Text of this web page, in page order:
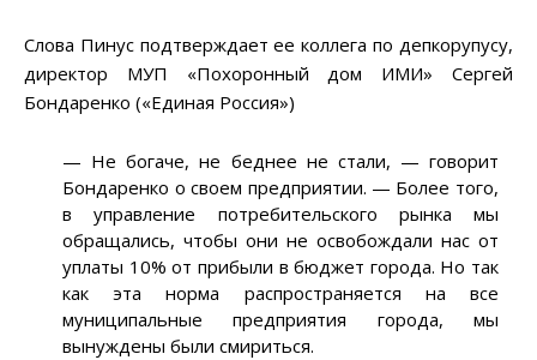
Слова Пинус подтверждает ее коллега по депкорупусу,
директор МУП «Похоронный дом ИМИ» Сергей
Бондаренко («Единая Россия»)
— Не богаче, не беднее не стали, — говорит
Бондаренко о своем предприятии. — Более того,
в управление потребительского рынка мы
обращались, чтобы они не освобождали нас от
уплаты 10% от прибыли в бюджет города. Но так
как эта норма распространяется на все
муниципальные предприятия города, мы
вынуждены были смириться.